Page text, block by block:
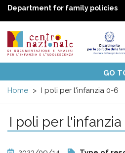
Department for family policies
Centro
nazionale
di
menuTopics
Activities
UN Convention
National ObservatoriesGO
Home
I poli per l'infanzia 0-6
I poli per